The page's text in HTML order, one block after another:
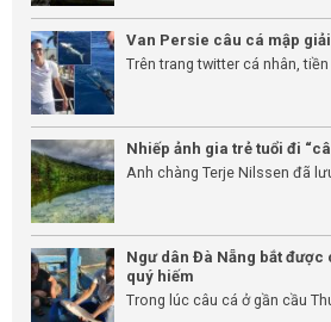
Van Persie câu cá mập
Trên trang twitter cá nhân,
Nhiếp ảnh gia trẻ tuổi đi
Anh chàng Terje Nilssen đã
Ngư dân Đà Nẵng bắt được
quý hiếm
Trong lúc câu cá ở gần cầu